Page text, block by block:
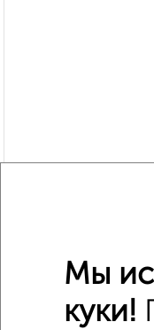
Похожие
Мы
куки!